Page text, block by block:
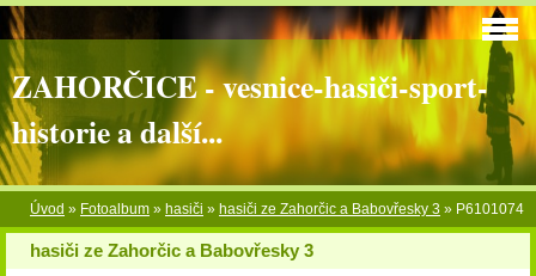
ZAHORČICE - vesnice-hasiči-sport-
historie a další...
Úvod » Fotoalbum » hasiči » hasiči ze Zahorčic a Babovřesky 3 » P6101074
hasiči ze Zahorčic a Babovřesky 3